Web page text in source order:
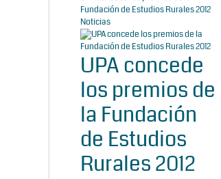
Fundación de Estudios Rurales 2012
Noticias
UPA concede
los premios de
la Fundación
de Estudios
Rurales 2012